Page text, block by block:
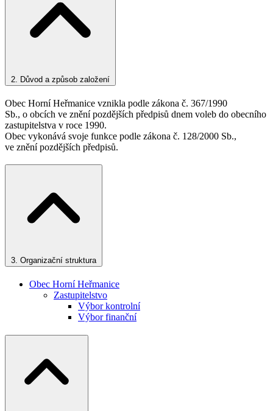
2. Důvod a způsob založení
Obec Horní Heřmanice vznikla podle zákona č. 367/1990
Sb., o obcích ve znění pozdějších předpisů dnem voleb do obecního
zastupitelstva v roce 1990.
Obec vykonává svoje funkce podle zákona č. 128/2000 Sb.,
ve znění pozdějších předpisů.
3. Organizační struktura
Obec Horní Heřmanice
Zastupitelstvo
Výbor kontrolní
Výbor finanční